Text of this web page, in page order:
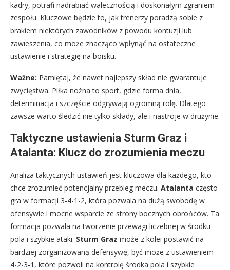
kadry, potrafi nadrabiać walecznością i doskonałym zgraniem
zespołu. Kluczowe będzie to, jak trenerzy poradzą sobie z
brakiem niektórych zawodników z powodu kontuzji lub
zawieszenia, co może znacząco wpłynąć na ostateczne
ustawienie i strategię na boisku.
Ważne: Pamiętaj, że nawet najlepszy skład nie gwarantuje
zwycięstwa. Piłka nożna to sport, gdzie forma dnia,
determinacja i szczęście odgrywają ogromną rolę. Dlatego
zawsze warto śledzić nie tylko składy, ale i nastroje w drużynie.
Taktyczne ustawienia Sturm Graz i
Atalanta: Klucz do zrozumienia meczu
Analiza taktycznych ustawień jest kluczowa dla każdego, kto
chce zrozumieć potencjalny przebieg meczu. Atalanta często
gra w formacji 3-4-1-2, która pozwala na dużą swobodę w
ofensywie i mocne wsparcie ze strony bocznych obrońców. Ta
formacja pozwala na tworzenie przewagi liczebnej w środku
pola i szybkie ataki. Sturm Graz może z kolei postawić na
bardziej zorganizowaną defensywę, być może z ustawieniem
4-2-3-1, które pozwoli na kontrolę środka pola i szybkie